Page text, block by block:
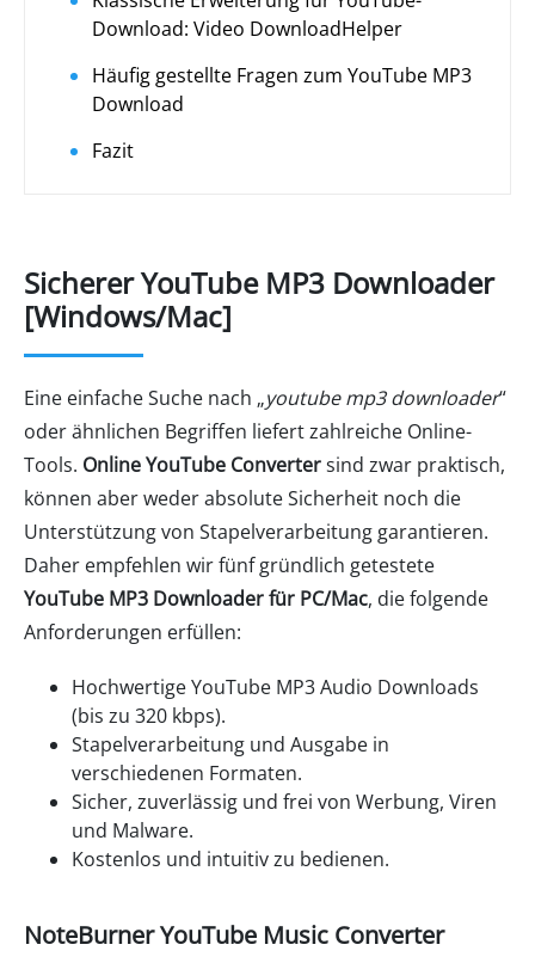
Download: Video DownloadHelper
Häufig gestellte Fragen zum YouTube MP3
Download
Fazit
Sicherer YouTube MP3 Downloader
[Windows/Mac]
Eine einfache Suche nach „youtube mp3 downloader“
oder ähnlichen Begriffen liefert zahlreiche Online-
Tools. Online YouTube Convertersind zwar praktisch,
können aber weder absolute Sicherheit noch die
Unterstützung von Stapelverarbeitung garantieren.
Daher empfehlen wir fünf gründlich getestete
YouTube MP3 Downloader für PC/Mac, die folgende
Anforderungen erfüllen:
Hochwertige YouTube MP3 Audio Downloads
(bis zu 320 kbps).
Stapelverarbeitung und Ausgabe in
verschiedenen Formaten.
Sicher, zuverlässig und frei von Werbung, Viren
und Malware.
Kostenlos und intuitiv zu bedienen.
NoteBurner YouTube Music Converter